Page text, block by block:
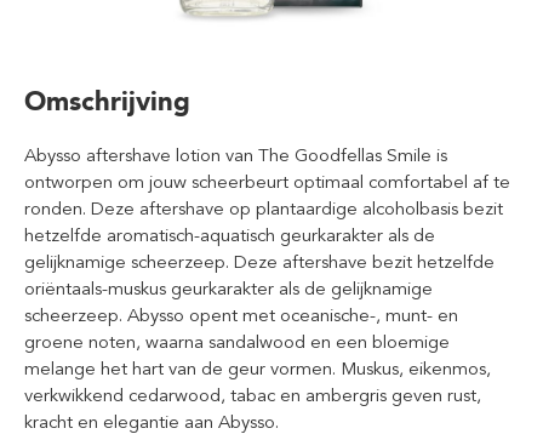
Omschrijving
Abysso aftershave lotion van The Goodfellas Smile is
ontworpen om jouw scheerbeurt optimaal comfortabel af te
ronden. Deze aftershave op plantaardige alcoholbasis bezit
hetzelfde aromatisch-aquatisch geurkarakter als de
gelijknamige scheerzeep. Deze aftershave bezit hetzelfde
oriëntaals-muskus geurkarakter als de gelijknamige
scheerzeep. Abysso opent met oceanische-, munt- en
groene noten, waarna sandalwood en een bloemige
melange het hart van de geur vormen. Muskus, eikenmos,
verkwikkend cedarwood, tabac en ambergris geven rust,
kracht en elegantie aan Abysso.